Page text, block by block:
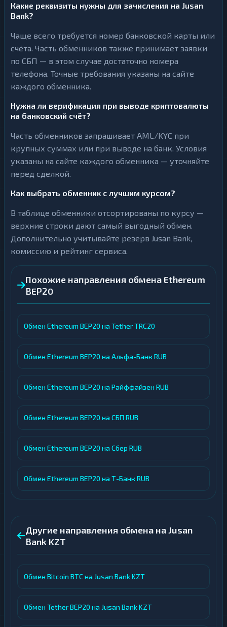
Какие реквизиты нужны для зачисления на Jusan
Bank?
Чаще всего требуется номер банковской карты или
счёта. Часть обменников также принимает заявки
по СБП — в этом случае достаточно номера
телефона. Точные требования указаны на сайте
каждого обменника.
Нужна ли верификация при выводе криптовалюты
на банковский счёт?
Часть обменников запрашивает AML/KYC при
крупных суммах или при выводе на банк. Условия
указаны на сайте каждого обменника — уточняйте
перед сделкой.
Как выбрать обменник с лучшим курсом?
В таблице обменники отсортированы по курсу —
верхние строки дают самый выгодный обмен.
Дополнительно учитывайте резерв Jusan Bank,
комиссию и рейтинг сервиса.
Похожие направления обмена Ethereum
BEP20
Обмен Ethereum BEP20 на Tether TRC20
Обмен Ethereum BEP20 на Альфа-Банк RUB
Обмен Ethereum BEP20 на Райффайзен RUB
Обмен Ethereum BEP20 на СБП RUB
Обмен Ethereum BEP20 на Сбер RUB
Обмен Ethereum BEP20 на Т-Банк RUB
Другие направления обмена на Jusan
Bank KZT
Обмен Bitcoin BTC на Jusan Bank KZT
Обмен Tether BEP20 на Jusan Bank KZT